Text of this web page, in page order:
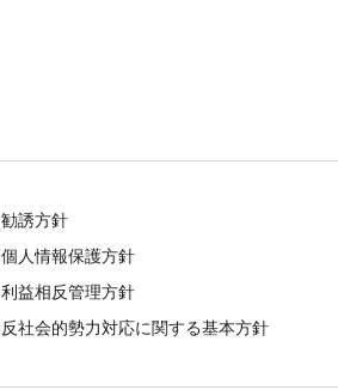
勧誘方針
個人情報保護方針
利益相反管理方針
反社会的勢力対応に関する基本方針